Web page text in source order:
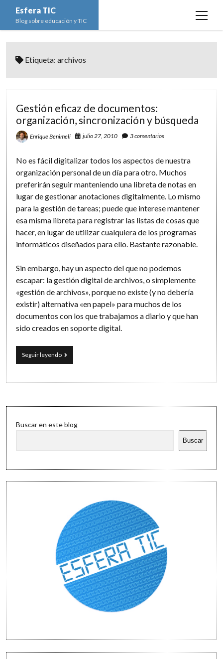
Esfera TIC
Blog sobre educación y TIC
open
Educación y TIC open
Escuela de padres
Espacios
Formación
Innovación
Lectura
menu
Ciencias Naturales
Ed. Plástica y Visual
Geografía e Historia
Historia del Arte
Lengua
Música
Informática
open
menu
Imagen digital
Ofimática open
Bases de datos
Hoja de cálculo
Programación
Redes de ordenadores
Redes sociales
Sistemas Operativos
Software
Matemáticas open
Estadística
Geometría
twitter
Etiqueta:archivos
Gestión eficaz de documentos:
organización, sincronización y búsqueda
Enrique Benimeli julio 27, 2010 3 comentarios
No es fácil digitalizar todos los aspectos de nuestra
organización personal de un día para otro. Muchos
preferirán seguir manteniendo una libreta de notas en
lugar de gestionar anotaciones digitalmente. Lo mismo
para la gestión de tareas; puede que interese mantener
esa misma libreta para registrar las listas de cosas que
hacer, en lugar de utilizar cualquiera de los programas
informáticos diseñados para ello. Bastante razonable.
Sin embargo, hay un aspecto del que no podemos
escapar: la gestión digital de archivos, o simplemente
«gestión de archivos», porque no existe (y no debería
existir) alternativa «en papel» para muchos de los
documentos con los que trabajamos a diario y que han
sido creados en soporte digital.
Seguir leyendoGestión
eficaz
documentos:
y
Sidebar
Buscar en este blog
Buscar